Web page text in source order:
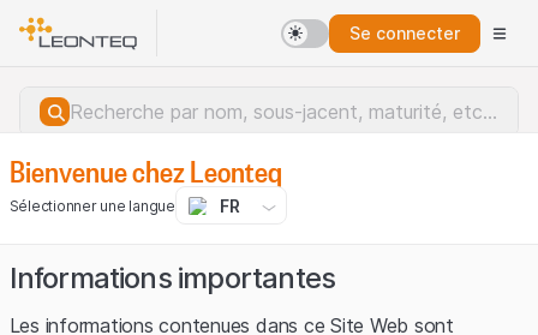
Se connecter
Bienvenue chez Leonteq
Sélectionner une langue FR
Informations importantes
Les informations contenues dans ce Site Web sont